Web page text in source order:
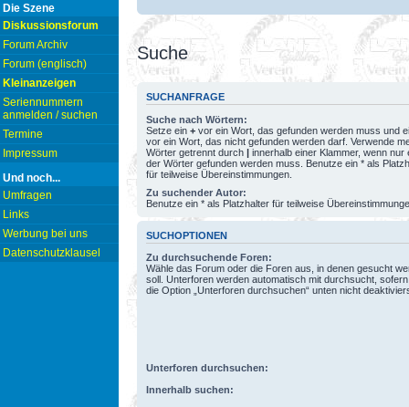
Die Szene
Diskussionsforum
Forum Archiv
Forum (englisch)
Kleinanzeigen
Seriennummern
anmelden / suchen
Termine
Impressum
Und noch...
Umfragen
Links
Werbung bei uns
Datenschutzklausel
Suche
SUCHANFRAGE
Suche nach Wörtern:
Setze ein + vor ein Wort, das gefunden werden muss und
vor ein Wort, das nicht gefunden werden darf. Verwende
Wörter getrennt durch | innerhalb einer Klammer, wenn nur
der Wörter gefunden werden muss. Benutze ein * als
für teilweise Übereinstimmungen.
Zu suchender Autor:
Benutze ein * als Platzhalter für teilweise
SUCHOPTIONEN
Zu durchsuchende Foren:
Wähle das Forum oder die Foren aus, in denen gesucht
soll. Unterforen werden automatisch mit durchsucht,
die Option „Unterforen durchsuchen“ unten nicht
Unterforen durchsuchen:
Innerhalb suchen: